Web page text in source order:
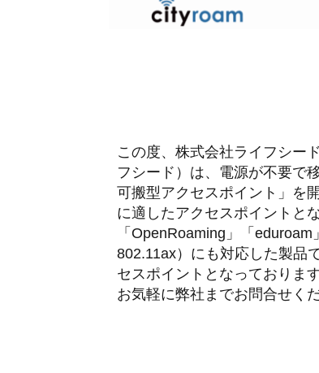
この度、株式会社ライフシー
フシード）は、電源が不要で
可搬型アクセスポイント」を
に適したアクセスポイントと
「OpenRoaming」「
802.11ax）にも対応した製品
セスポイントとなっておりま
お気軽に弊社までお問合せくだ